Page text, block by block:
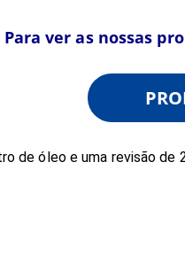
Para ver as nossas
de óleo e uma revisão de